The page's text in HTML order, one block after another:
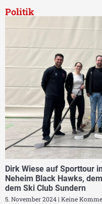
Politik
Dirk Wiese auf Sporttour
Neheim Black Hawks,
dem Ski Club Sundern
5. November 2024 Keine